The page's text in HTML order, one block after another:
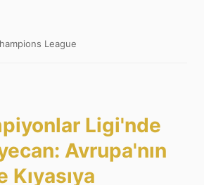
League
Ligi'nde
Avrupa'nın